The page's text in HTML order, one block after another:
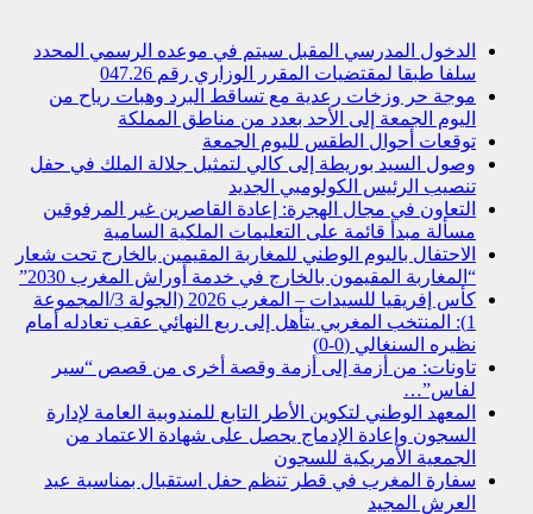
الدخول المدرسي المقبل سیتم في موعده الرسمي المحدد
سلفا طبقا لمقتضیات المقرر الوزاري رقم 047.26
موجة حر وزخات رعدية مع تساقط البرد وهبات رياح من
اليوم الجمعة إلى الأحد بعدد من مناطق المملكة
توقعات أحوال الطقس لليوم الجمعة
وصول السيد بوريطة إلى كالي لتمثيل جلالة الملك في حفل
تنصيب الرئيس الكولومبي الجديد
التعاون في مجال الهجرة: إعادة القاصرين غير المرفوقين
مسألة مبدأ قائمة على التعليمات الملكية السامية
الاحتفال باليوم الوطني للمغاربة المقيمين بالخارج تحت شعار
“المغاربة المقيمون بالخارج في خدمة أوراش المغرب 2030”
كأس إفريقيا للسيدات – المغرب 2026 (الجولة 3/المجموعة
1): المنتخب المغربي يتأهل إلى ربع النهائي عقب تعادله أمام
نظيره السنغالي (0-0)
تاونات: من أزمة إلى أزمة وقصة أخرى من قصص “سير
لفاس”…
المعهد الوطني لتكوين الأطر التابع للمندوبية العامة لإدارة
السجون وإعادة الإدماج يحصل على شهادة الاعتماد من
الجمعية الأمريكية للسجون
سفارة المغرب في قطر تنظم حفل استقبال بمناسبة عيد
العرش المجيد